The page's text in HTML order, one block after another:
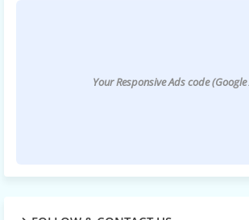
Your Responsive Ads code (Google